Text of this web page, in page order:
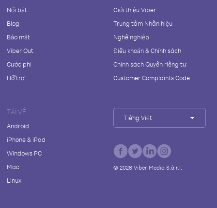
Nổi bật
Blog
Bảo mật
Viber Out
Cước phí
Hỗ trợ
Giới thiệu Viber
Trung tâm Nhãn hiệu
Nghề nghiệp
Điều khoản & Chính sách
Chính sách Quyền riêng tư
Customer Complaints Code
TẢI VỀ
Android
iPhone & iPad
Windows PC
Mac
Linux
Tiếng Việt
© 2026Viber Media S.à r.l.